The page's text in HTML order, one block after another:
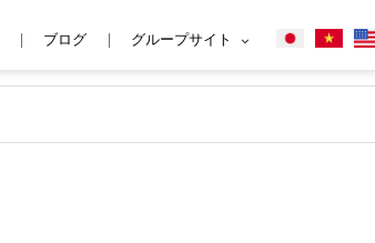
ブログ グループサイト